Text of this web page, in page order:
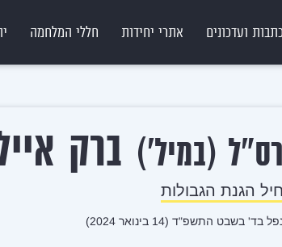
כתבות ועדכונים אתרי יחידות חללי המלחמה
רס"ל (במיל') ברק
חיל הגנת הגבולות
בד' בשבט התשפ"ד (14 בינואר 2024)